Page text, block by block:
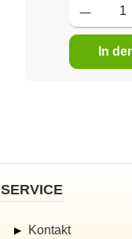
In
SERVICE
Kontakt